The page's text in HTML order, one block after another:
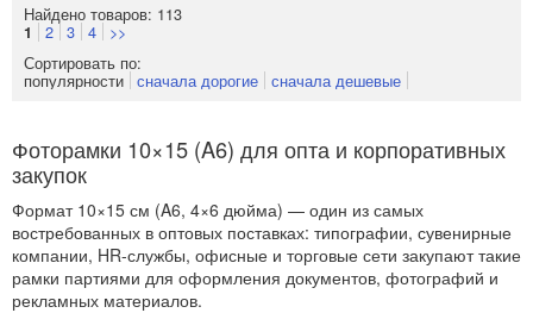
Найдено товаров: 113
1 2 3 4
>>
Сортировать по:
популярности сначала дорогие сначала дешевые
Фоторамки 10×15 (A6) для опта и корпоративных
закупок
Формат 10×15 см (A6, 4×6 дюйма) — один из самых
востребованных в оптовых поставках: типографии, сувенирные
компании, HR-службы, офисные и торговые сети закупают такие
рамки партиями для оформления документов, фотографий и
рекламных материалов.